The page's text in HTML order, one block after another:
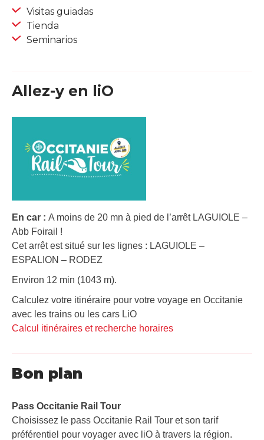
Visitas guiadas
Tienda
Seminarios
Allez-y en liO
En car : A moins de 20 mn à pied de l’arrêt LAGUIOLE –
Abb Foirail !
Cet arrêt est situé sur les lignes : LAGUIOLE –
ESPALION – RODEZ
Environ 12 min (1043 m).
Calculez votre itinéraire pour votre voyage en Occitanie
avec les trains ou les cars LiO
Calcul itinéraires et recherche horaires
Bon plan
Pass Occitanie Rail Tour​
Choisissez le pass Occitanie Rail Tour et son tarif
préférentiel pour voyager avec liO à travers la région.